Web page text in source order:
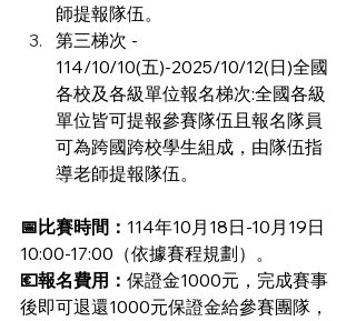
師提報隊伍。
第三梯次 -
114/10/10(五)-2025/10/12(日)全國
各校及各級單位報名梯次:全國各級
單位皆可提報參賽隊伍且報名隊員
可為跨國跨校學生組成，由隊伍指
導老師提報隊伍。
📅比賽時間： 114年10月18日-10月19日
10:00-17:00（依據賽程規劃）。
💶報名費用： 保證金1000元，完成賽事
後即可退還1000元保證金給參賽團隊，